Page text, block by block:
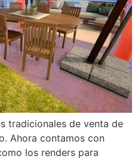
tradicionales de venta de
Ahora contamos con
los renders para